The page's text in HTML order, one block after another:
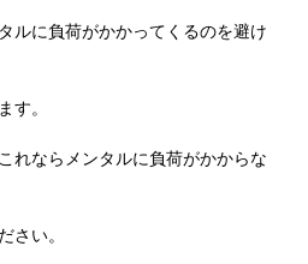
ルに負荷がかかってくるのを避け
す。
れならメンタルに負荷がかからな
さい。